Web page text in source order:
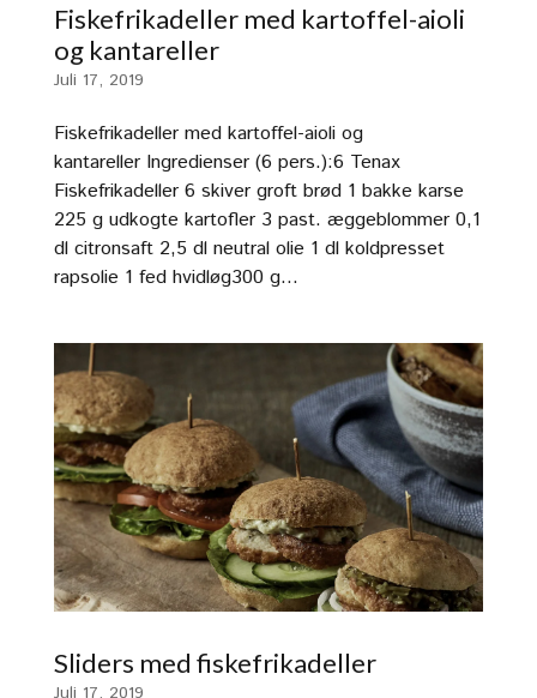
Fiskefrikadeller med kartoffel-aioli
og kantareller
Juli 17, 2019
Fiskefrikadeller med kartoffel-aioli og
kantareller Ingredienser (6 pers.):6 Tenax
Fiskefrikadeller 6 skiver groft brød 1 bakke karse
225 g udkogte kartofler 3 past. æggeblommer 0,1
dl citronsaft 2,5 dl neutral olie 1 dl koldpresset
rapsolie 1 fed hvidløg300 g...
Sliders med fiskefrikadeller
Juli 17, 2019